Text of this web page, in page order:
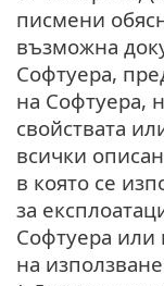
писмени
възможна
Софтуера,
на Софтуера,
свойствата
всички
в която се
за
Софтуера или
на